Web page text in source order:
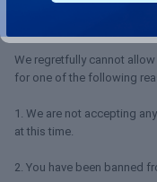
We regretfully cannot
for one of the following
1. We are not accepting
at this time.
2. You have been banned